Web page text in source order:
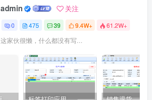
admin 关注
0 475 39 9.4W+ 61.2W+
这家伙很懒，什么都没有写...